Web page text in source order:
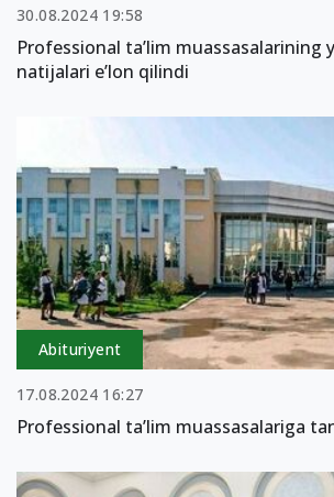
30.08.2024 19:58
Professional ta’lim muassasalarining
natijalari e’lon qilindi
Abituriyent
17.08.2024 16:27
Professional ta’lim muassasalariga